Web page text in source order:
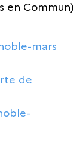
en Commun)
mars
de